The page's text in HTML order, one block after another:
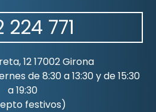
224 771
12 17002 Girona
de 8:30 a 13:30 y de 15:30
a 19:30
festivos)